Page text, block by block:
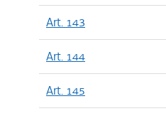
Art. 143
Art. 144
Art. 145